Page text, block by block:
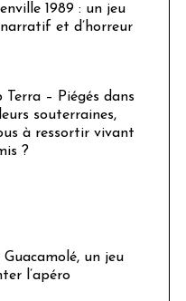
1989 : un jeu
et d’horreur
Terra – Piégés dans
souterraines,
à ressortir vivant
?
Guacamolé, un jeu
l’apéro